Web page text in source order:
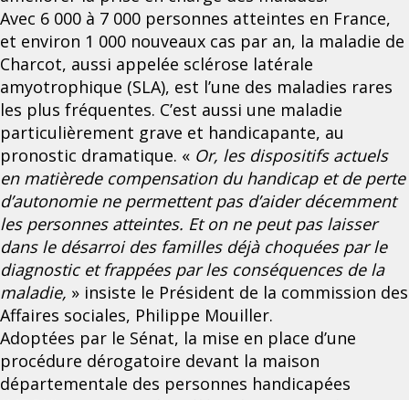
Avec 6 000 à 7 000 personnes atteintes en France,
et environ 1 000 nouveaux cas par an, la maladie de
Charcot, aussi appelée sclérose latérale
amyotrophique (SLA), est l’une des maladies rares
les plus fréquentes. C’est aussi une maladie
particulièrement grave et handicapante, au
pronostic dramatique. « Or, les dispositifs actuels
en matièrede compensation du handicap et de perte
d’autonomie ne permettent pas d’aider décemment
les personnes atteintes. Et on ne peut pas laisser
dans le désarroi des familles déjà choquées par le
diagnostic et frappées par les conséquences de la
maladie, » insiste le Président de la commission des
Affaires sociales, Philippe Mouiller.
Adoptées par le Sénat, la mise en place d’une
procédure dérogatoire devant la maison
départementale des personnes handicapées